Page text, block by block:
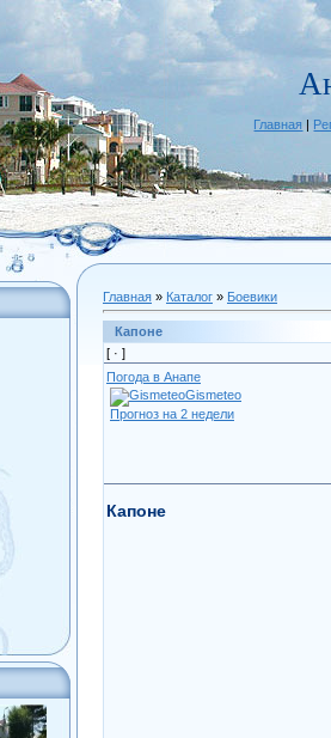
Главная|
Главная » Каталог » Боевики
Капоне
[ · ]
Погода в Анапе
Gismeteo
Прогноз на 2 недели
Капоне